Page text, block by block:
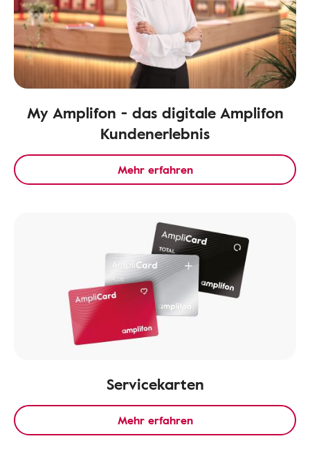
My Amplifon - das digitale Amplifon
Kundenerlebnis
Mehr erfahren
Servicekarten
Mehr erfahren